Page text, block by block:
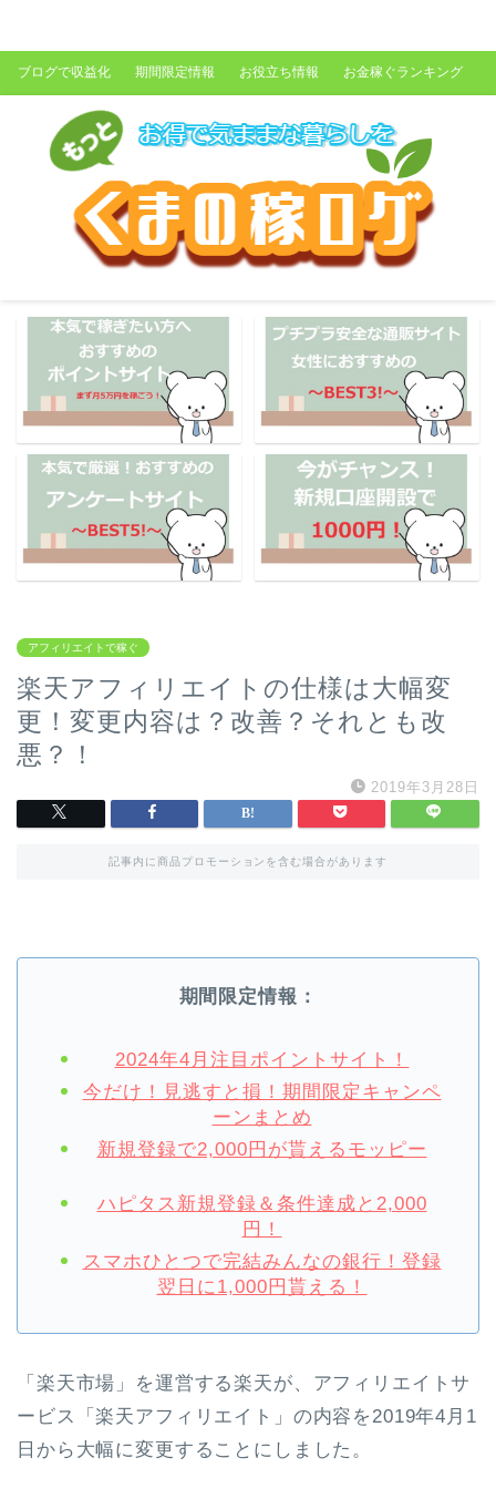
ブログで収益化 期間限定情報 お役立ち情報 お金稼ぐランキング
アフィリエイトで稼ぐ
楽天アフィリエイトの仕様は大幅変
更！変更内容は？改善？それとも改
悪？！
2019年3月28日
記事内に商品プロモーションを含む場合があります
期間限定情報：
2024年4月注目ポイントサイト！
今だけ！見逃すと損！期間限定キャンペ
ーンまとめ
新規登録で2,000円が貰えるモッピー
ハピタス新規登録＆条件達成と2,000
円！
スマホひとつで完結みんなの銀行！登録
翌日に1,000円貰える！
「楽天市場」を運営する楽天が、アフィリエイトサ
ービス「楽天アフィリエイト」の内容を2019年4月1
日から大幅に変更することにしました。